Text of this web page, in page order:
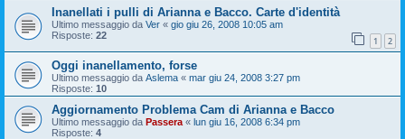
Inanellati i pulli di Arianna e Bacco. Carte d'identità
Ultimo messaggio da Ver « gio giu 26, 2008 10:05 am
Risposte: 22 1 2
Oggi inanellamento, forse
Ultimo messaggio da Aslema « mar giu 24, 2008 3:27 pm
Risposte: 10
Aggiornamento Problema Cam di Arianna e Bacco
Ultimo messaggio da Passera « lun giu 16, 2008 6:34 pm
Risposte: 4